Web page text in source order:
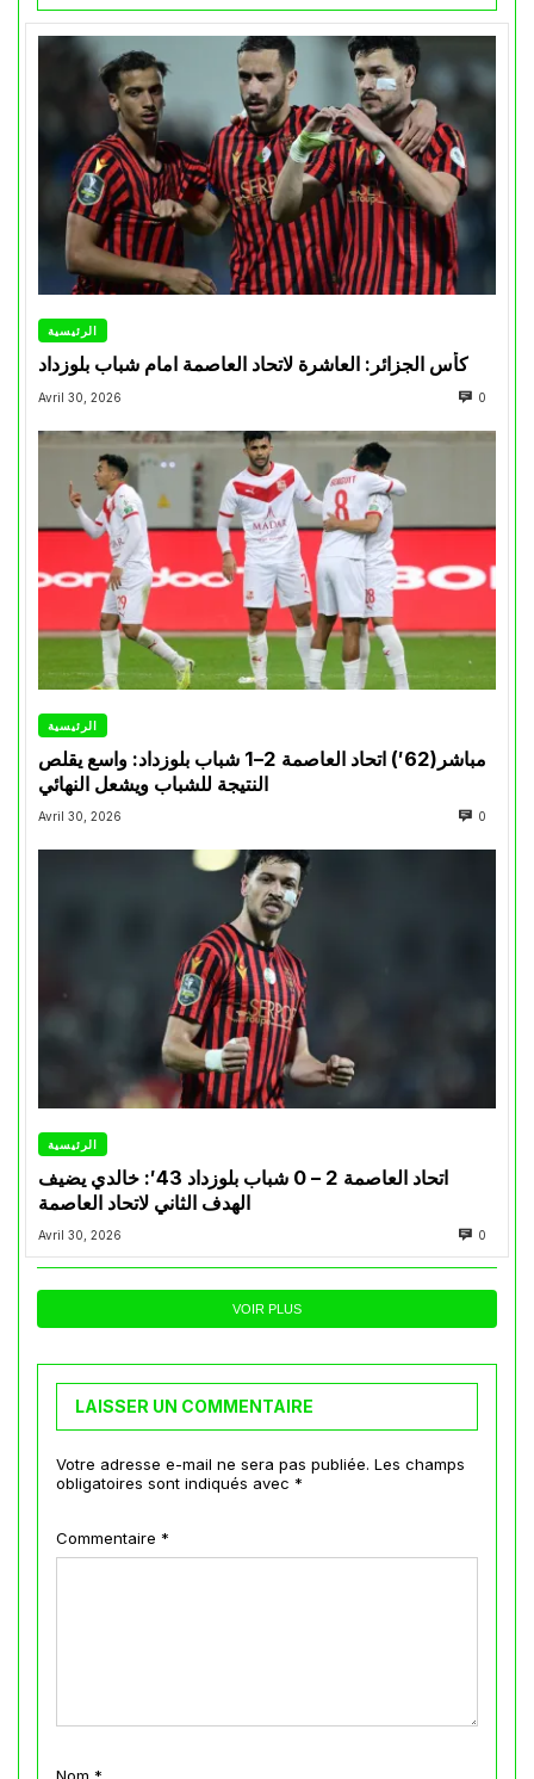
الرئيسية
كأس الجزائر: العاشرة لاتحاد العاصمة امام شباب بلوزداد
Avril 30, 2026 0
الرئيسية
مباشر(62′) اتحاد العاصمة 2–1 شباب بلوزداد: واسع يقلص
النتيجة للشباب ويشعل النهائي
Avril 30, 2026 0
الرئيسية
اتحاد العاصمة 2 – 0 شباب بلوزداد 43′: خالدي يضيف
الهدف الثاني لاتحاد العاصمة
Avril 30, 2026 0
VOIR PLUS
LAISSER UN COMMENTAIRE
Votre adresse e-mail ne sera pas publiée. Les champs
obligatoires sont indiqués avec *
Commentaire *